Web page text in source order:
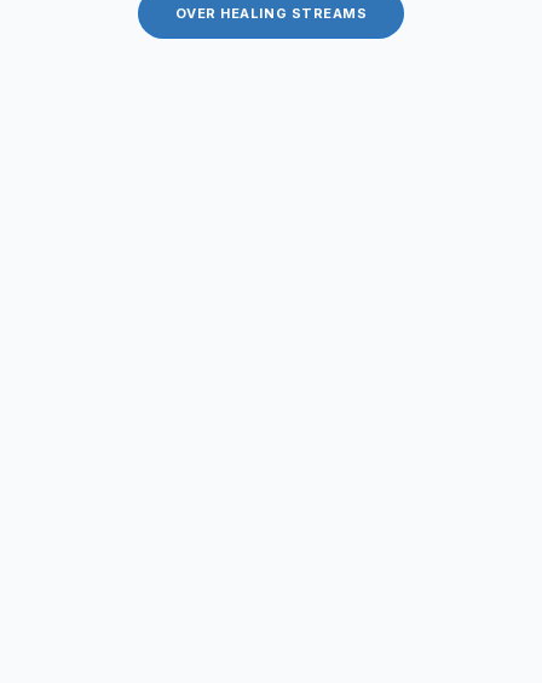
OVER HEALING STREAMS